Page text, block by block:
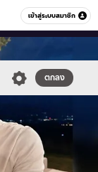
เข้าสู่ระบบสมาชิก
หมวดอื่นๆ
ตกลง